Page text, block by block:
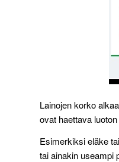
Lainojen korko
ovat haettava
Esimerkiksi eläke
tai ainakin useampi